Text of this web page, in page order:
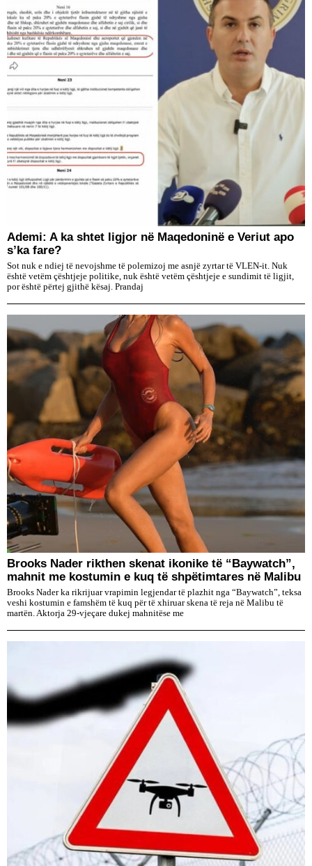
Ademi: A ka shtet ligjor në Maqedoninë e Veriut apo
s’ka fare?
Sot nuk e ndiej të nevojshme të polemizoj me asnjë zyrtar të VLEN-it. Nuk
është vetëm çështjeje politike, nuk është vetëm çështjeje e sundimit të ligjit,
por është përtej gjithë kësaj. Prandaj
Brooks Nader rikthen skenat ikonike të “Baywatch”,
mahnit me kostumin e kuq të shpëtimtares në Malibu
Brooks Nader ka rikrijuar vrapimin legjendar të plazhit nga “Baywatch”, teksa
veshi kostumin e famshëm të kuq për të xhiruar skena të reja në Malibu të
martën. Aktorja 29-vjeçare dukej mahnitëse me